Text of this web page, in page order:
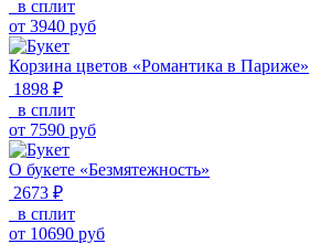
в сплит
от 3940 руб
Корзина цветов «Романтика в Париже»
1898 ₽
в сплит
от 7590 руб
О букете «Безмятежность»
2673 ₽
в сплит
от 10690 руб